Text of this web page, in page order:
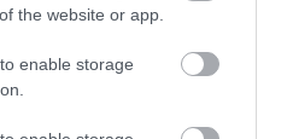
the website or app.
enable storage